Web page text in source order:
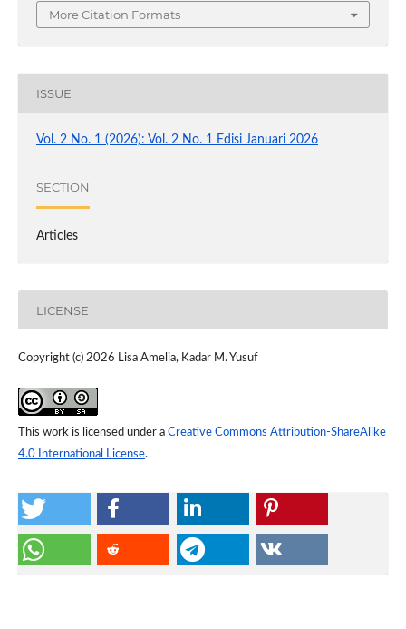
More Citation Formats
ISSUE
Vol. 2 No. 1 (2026): Vol. 2 No. 1 Edisi Januari 2026
SECTION
Articles
LICENSE
Copyright (c) 2026 Lisa Amelia, Kadar M. Yusuf
This work is licensed under a Creative Commons Attribution-ShareAlike
4.0 International License.